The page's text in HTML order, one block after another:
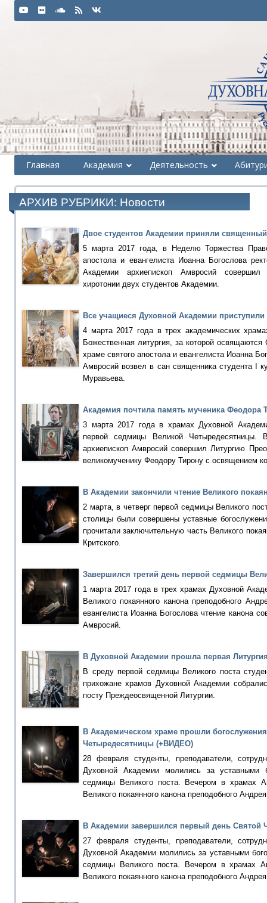
Главная Академия Деятельность
АРХИВ РУБРИКИ: Новости
Двое студентов Академии приняли
5 марта 2017 года, в Неделю Торжества
апостола и евангелиста Иоанна Богослова
Академии архиепископ Амвросий
хиротонии двух студентов Академии.
Все учащиеся Духовной Академии
4 марта 2017 года в трех академических
Божественная литургия, за которой
храме святого апостола и евангелиста Иоанна
Амвросий возвел в сан священника студента I
Муравьева.
Академия почтила память мученика Феодора
3 марта 2017 года в храмах Духовной
первой седмицы Великой Четыредесятницы.
архиепископ Амвросий совершил Литургию
великомученику Феодору Тирону с освящением
В Академии закончили чтение Великого
2 марта, в четверг первой седмицы Великого
столицы были совершены уставные
прочитали заключительную часть Великого
Критского.
Завершился третий день первой седмицы
1 марта 2017 года в трех храмах Духовной
Великого покаянного канона преподобного
евангелиста Иоанна Богослова чтение канона
Амвросий.
В Духовной Академии прошла первая
В среду первой седмицы Великого поста
прихожане храмов Духовной Академии
посту Преждеосвященной Литургии.
В Академическом храме прошли
Четыредесятницы (+ВИДЕО)
28 февраля студенты, преподаватели,
Духовной Академии молились за уставными
седмицы Великого поста. Вечером в храмах
Великого покаянного канона преподобного
В Академии завершился первый день Святой
27 февраля студенты, преподаватели,
Духовной Академии молились за уставными
седмицы Великого поста. Вечером в храмах
Великого покаянного канона преподобного